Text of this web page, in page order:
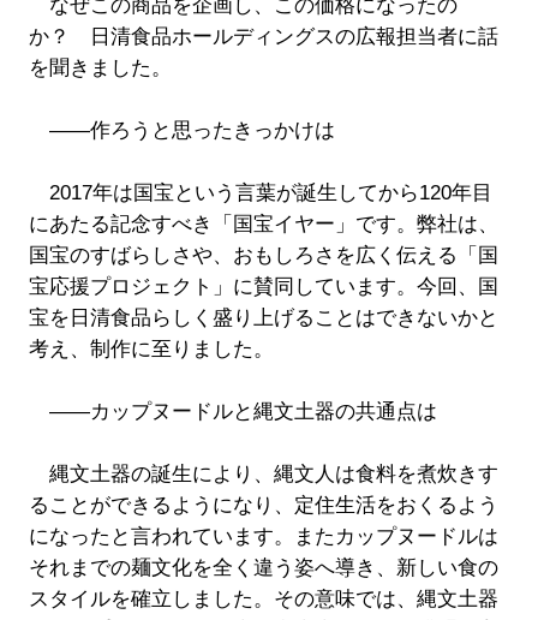
なぜこの商品を企画し、この価格になったの
か？ 日清食品ホールディングスの広報担当者に話
を聞きました。
――作ろうと思ったきっかけは
2017年は国宝という言葉が誕生してから120年目
にあたる記念すべき「国宝イヤー」です。弊社は、
国宝のすばらしさや、おもしろさを広く伝える「国
宝応援プロジェクト」に賛同しています。今回、国
宝を日清食品らしく盛り上げることはできないかと
考え、制作に至りました。
――カップヌードルと縄文土器の共通点は
縄文土器の誕生により、縄文人は食料を煮炊きす
ることができるようになり、定住生活をおくるよう
になったと言われています。またカップヌードルは
それまでの麺文化を全く違う姿へ導き、新しい食の
スタイルを確立しました。その意味では、縄文土器